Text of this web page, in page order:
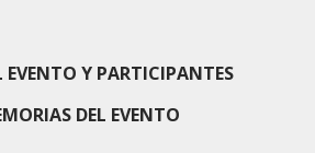
EVENTO Y PARTICIPANTES
DEL EVENTO